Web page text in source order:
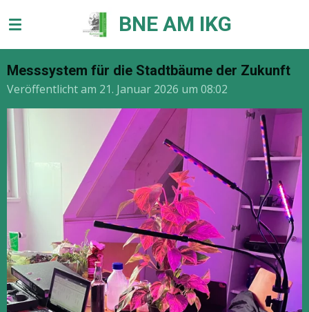
Hauptinhalt
springen
BNE AM IKG
Messsystem für die Stadtbäume der Zukunft
Veröffentlicht am 21. Januar 2026 um 08:02